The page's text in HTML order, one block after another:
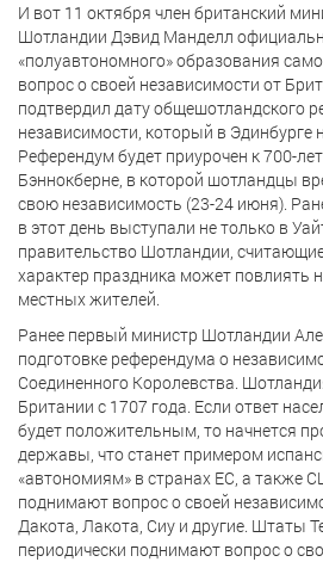
И вот 11 октября член британский
Шотландии Дэвид Манделл
«полуавтономного» образования
вопрос о своей независимости от
подтвердил дату общешотландского
независимости, который в Эдинбурге
Референдум будет приурочен к 700-
Бэннокберне, в которой шотландцы
свою независимость (23-24 июня).
в этот день выступали не только в
правительство Шотландии,
характер праздника может повлиять
местных жителей.
Ранее первый министр Шотландии
подготовке референдума о
Соединенного Королевства.
Британии с 1707 года. Если ответ
будет положительным, то начнется
державы, что станет примером
«автономиям» в странах ЕС, а также
поднимают вопрос о своей
Дакота, Лакота, Сиу и другие. Штаты
периодически поднимают вопрос о